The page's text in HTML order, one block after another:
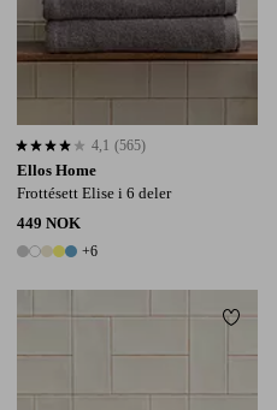
Ellos Home
Frottésett Elise i 6 deler
449 NOK
11 farger
+6
4,1 basert på 565 karaktergivninger
4,1 (565)